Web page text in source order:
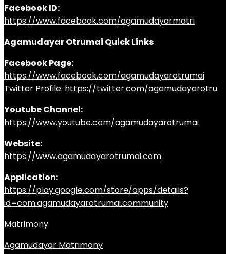
Facebook ID:
https://www.facebook.com/agamudayarmatri
Agamudayar Otrumai Quick Links
Facebook Page:
https://www.facebook.com/agamudayarotrumai
Twitter Profile: https://twitter.com/agamudayarotru
Youtube Channel:
https://www.youtube.com/agamudayarotrumai
Website:
https://www.agamudayarotrumai.com
Application:
https://play.google.com/store/apps/details?
id=com.agamudayarotrumai.community
Matrimony
Agamudayar Matrimony